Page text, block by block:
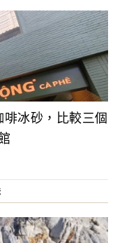
冰砂，比較三個